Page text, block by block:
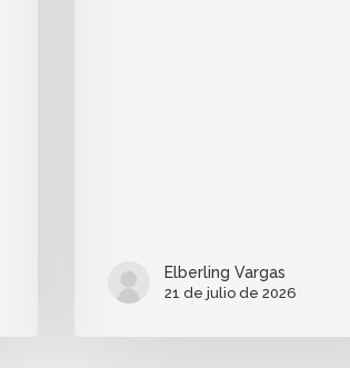
Elberling Vargas
21 de julio de 2026